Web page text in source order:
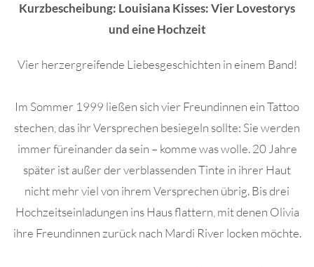
Kurzbescheibung: Louisiana Kisses: Vier Lovestorys
und eine Hochzeit
Vier herzergreifende Liebesgeschichten in einem Band!
Im Sommer 1999 ließen sich vier Freundinnen ein Tattoo
stechen, das ihr Versprechen besiegeln sollte: Sie werden
immer füreinander da sein – komme was wolle. 20 Jahre
später ist außer der verblassenden Tinte in ihrer Haut
nicht mehr viel von ihrem Versprechen übrig. Bis drei
Hochzeitseinladungen ins Haus flattern, mit denen Olivia
ihre Freundinnen zurück nach Mardi River locken möchte.